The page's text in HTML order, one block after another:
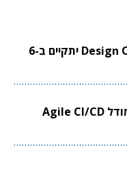
וובינר סינופסיס ל-Design Optimization יתקיים ב-6
וובינר סינופסיס לתכנון שבבים במודל Agile CI/CD